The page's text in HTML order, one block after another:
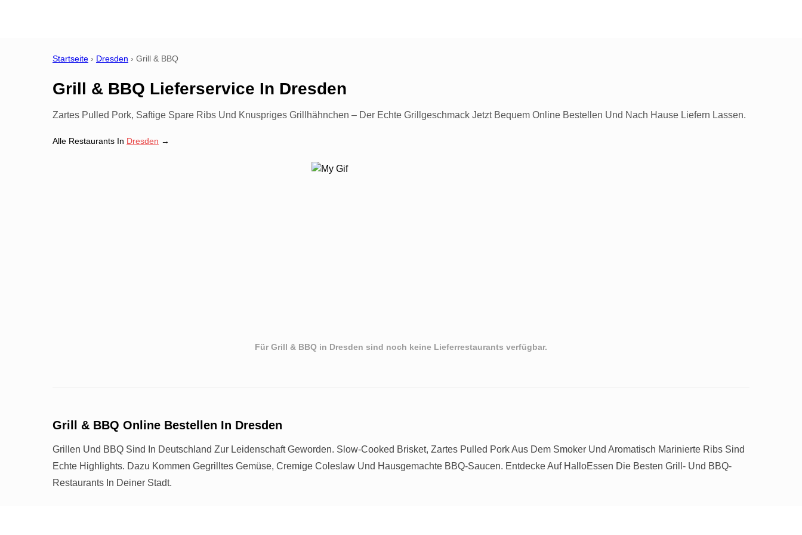
Startseite › Dresden › Grill & BBQ
Grill & BBQ Lieferservice In Dresden
Zartes Pulled Pork, Saftige Spare Ribs Und Knuspriges Grillhähnchen – Der Echte Grillgeschmack Jetzt Bequem Online Bestellen Und Nach Hause Liefern Lassen.
Alle Restaurants In Dresden →
Für Grill & BBQ in Dresden sind noch keine Lieferrestaurants verfügbar.
Grill & BBQ Online Bestellen In Dresden
Grillen Und BBQ Sind In Deutschland Zur Leidenschaft Geworden. Slow-Cooked Brisket, Zartes Pulled Pork Aus Dem Smoker Und Aromatisch Marinierte Ribs Sind
Echte Highlights. Dazu Kommen Gegrilltes Gemüse, Cremige Coleslaw Und Hausgemachte BBQ-Saucen. Entdecke Auf HalloEssen Die Besten Grill- Und BBQ-
Restaurants In Deiner Stadt.